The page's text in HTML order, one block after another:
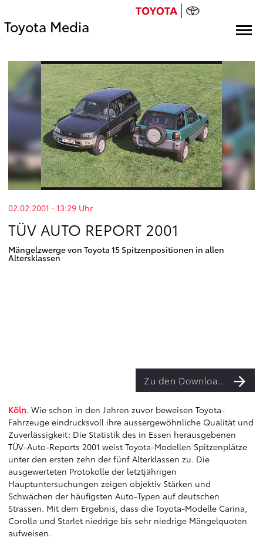
Toyota Media
02.02.2001 · 13:29 Uhr
TÜV AUTO REPORT 2001
Mängelzwerge von Toyota 15 Spitzenpositionen in allen
Altersklassen
Zu den Downloads
Köln. Wie schon in den Jahren zuvor beweisen Toyota-
Fahrzeuge eindrucksvoll ihre aussergewöhnliche Qualität und
Zuverlässigkeit: Die Statistik des in Essen herausgebenen
TÜV-Auto-Reports 2001 weist Toyota-Modellen Spitzenplätze
unter den ersten zehn der fünf Alterklassen zu. Die
ausgewerteten Protokolle der letztjährigen
Hauptuntersuchungen zeigen objektiv Stärken und
Schwächen der häufigsten Auto-Typen auf deutschen
Strassen. Mit dem Ergebnis, dass die Toyota-Modelle Carina,
Corolla und Starlet niedrige bis sehr niedrige Mängelquoten
aufweisen.